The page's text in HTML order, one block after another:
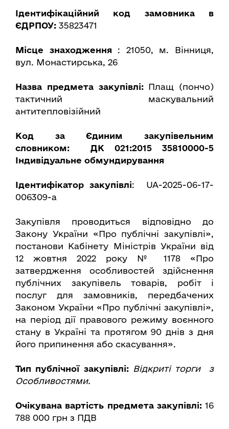
Ідентифікаційний код замовника в
ЄДРПОУ: 35823471
Місце знаходження : 21050, м. Вінниця,
вул. Монастирська, 26
Назва предмета закупівлі: Плащ (пончо)
тактичний маскувальний
антитепловізійний
Код за Єдиним закупівельним
словником: ДК 021:2015 35810000-5
Індивідуальне обмундирування
Ідентифікатор закупівлі: UA-2025-06-17-
006309-a
Закупівля проводиться відповідно до
Закону України «Про публічні закупівлі»,
постанови Кабінету Міністрів України від
12 жовтня 2022 року № 1178 «Про
затвердження особливостей здійснення
публічних закупівель товарів, робіт і
послуг для замовників, передбачених
Законом України «Про публічні закупівлі»,
на період дії правового режиму воєнного
стану в Україні та протягом 90 днів з дня
його припинення або скасування».
Тип публічної закупівлі: Відкриті торги з
Особливостями.
Очікувана вартість предмета закупівлі:16
788 000 грн з ПДВ